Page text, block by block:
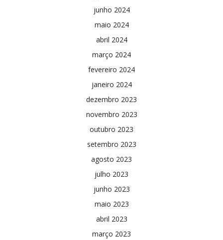
junho 2024
maio 2024
abril 2024
março 2024
fevereiro 2024
janeiro 2024
dezembro 2023
novembro 2023
outubro 2023
setembro 2023
agosto 2023
julho 2023
junho 2023
maio 2023
abril 2023
março 2023